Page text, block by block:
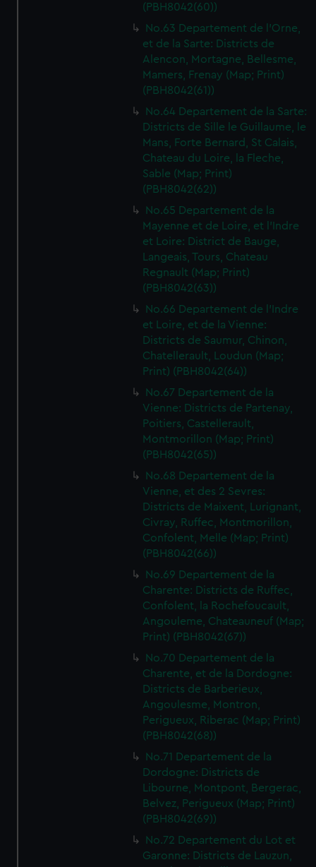
We’d like to use additional cookies to remember your
preferences, understand how our website is used, and to
help us improve it. We may also use cookies to tailor our
marketing to your interests and deliver embedded content
from third-party sources. You can choose to allow all
cookies, change your preferences or opt-out at any time.
(PBH8042(60))
No.63 Departement de l'Orne,
et de la Sarte: Districts de
Alencon, Mortagne, Bellesme,
Mamers, Frenay (Map; Print)
(PBH8042(61))
No.64 Departement de la Sarte:
Districts de Sille le Guillaume, le
Mans, Forte Bernard, St Calais,
Chateau du Loire, la Fleche,
Sable (Map; Print)
(PBH8042(62))
No.65 Departement de la
Mayenne et de Loire, et l'Indre
et Loire: District de Bauge,
Langeais, Tours, Chateau
Regnault (Map; Print)
(PBH8042(63))
No.66 Departement de l'Indre
et Loire, et de la Vienne:
Districts de Saumur, Chinon,
Chatellerault, Loudun (Map;
Print) (PBH8042(64))
No.67 Departement de la
Vienne: Districts de Partenay,
Poitiers, Castellerault,
Montmorillon (Map; Print)
(PBH8042(65))
No.68 Departement de la
Vienne, et des 2 Sevres:
Districts de Maixent, Lurignant,
Civray, Ruffec, Montmorillon,
Confolent, Melle (Map; Print)
(PBH8042(66))
No.69 Departement de la
Charente: Districts de Ruffec,
Confolent, la Rochefoucault,
Angouleme, Chateauneuf (Map;
Print) (PBH8042(67))
No.70 Departement de la
Charente, et de la Dordogne:
Districts de Barberieux,
Angoulesme, Montron,
Perigueux, Riberac (Map; Print)
(PBH8042(68))
No.71 Departement de la
Dordogne: Districts de
Libourne, Montpont, Bergerac,
Belvez, Perigueux (Map; Print)
(PBH8042(69))
No.72 Departement du Lot et
Garonne: Districts de Lauzun,